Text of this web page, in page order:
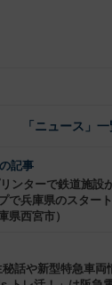
「ニュース」
記事
ンターで鉄道施
で兵庫県のスター
県西宮市）
話や新型特急車両